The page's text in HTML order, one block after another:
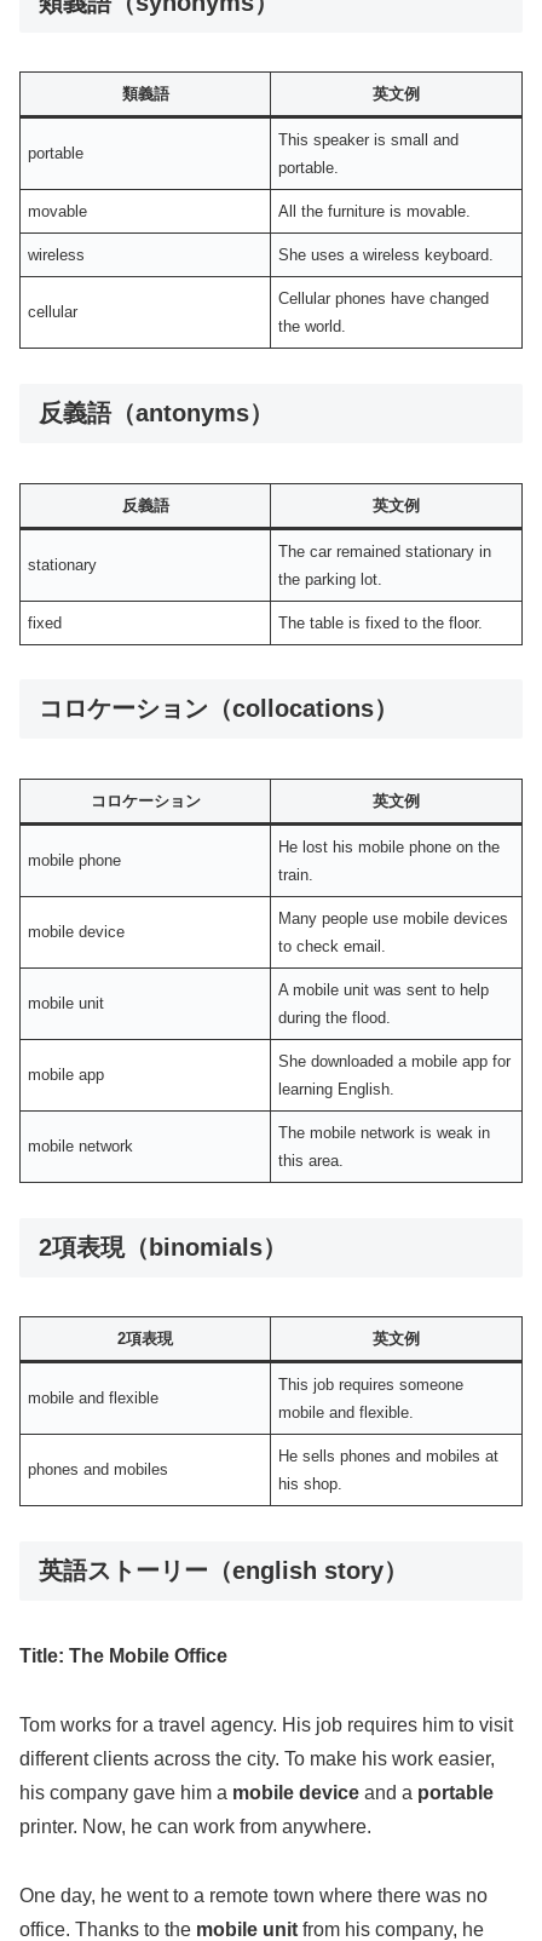
類義語 英文例
portable
This speaker is small and
portable.
movable All the furniture is movable.
wireless She uses a wireless keyboard.
cellular
Cellular phones have changed
the world.
反義語（antonyms）
反義語 英文例
stationary
The car remained stationary in
the parking lot.
fixed The table is fixed to the floor.
コロケーション（collocations）
コロケーション 英文例
mobile phone
He lost his mobile phone on the
train.
mobile device
Many people use mobile devices
to check email.
mobile unit
A mobile unit was sent to help
during the flood.
mobile app
She downloaded a mobile app for
learning English.
mobile network
The mobile network is weak in
this area.
2項表現（binomials）
2項表現 英文例
mobile and flexible
This job requires someone
mobile and flexible.
phones and mobiles
He sells phones and mobiles at
his shop.
英語ストーリー（english story）
Title: The Mobile Office
Tom works for a travel agency. His job requires him to visit
different clients across the city. To make his work easier,
his company gave him a mobile device and a portable
printer. Now, he can work from anywhere.
One day, he went to a remote town where there was no
office. Thanks to the mobile unit from his company, he